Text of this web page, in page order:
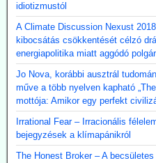
idiotizmustól
A Climate Discussion Nexust
kibocsátás csökkentését célzó
energiapolitika miatt aggódó
Jo Nova, korábbi ausztrál
műve a több nyelven kapható
mottója: Amikor egy perfekt
Irrational Fear – Irracionális
bejegyzések a klímapánikról
The Honest Broker – A